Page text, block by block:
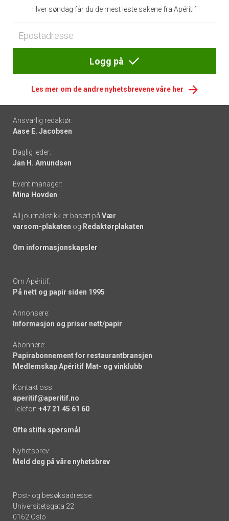
Hver søndag får du de mest leste sakene fra Apéritif
Logg på
Les mer om de andre nyhetsbrevene våre her
Footer
-
links
Ansvarlig redaktør:
Aase E. Jacobsen
Daglig leder:
Jan H. Amundsen
Event manager:
Mina Hovden
All journalistikk er basert på Vær
varsom-plakaten og Redaktørplakaten
Om informasjonskapsler
Om Apéritif:
På nett og papir siden 1995
Annonsere:
Informasjon og priser nett/papir
Abonnere:
Papirabonnement for restaurantbransjen
Medlemskap Apéritif Mat- og vinklubb
Kontakt oss:
aperitif@aperitif.no
Telefon +47 21 45 61 60
Ofte stilte spørsmål
Nyhetsbrev:
Meld deg på våre nyhetsbrev
Post- og besøksadresse:
Universitetsgata 22
0162 Oslo